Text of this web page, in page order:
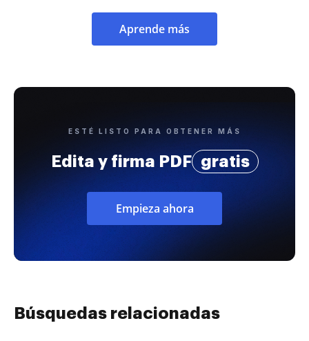
Aprende más
ESTÉ LISTO PARA OBTENER MÁS
Edita y firma PDF gratis
Empieza ahora
Búsquedas relacionadas